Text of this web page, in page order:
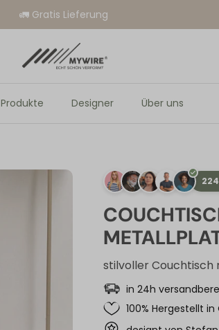
🚛 Gratis Lieferung
Produkte Designer Über uns
stilvoller
in 24h
100% Hergestellt